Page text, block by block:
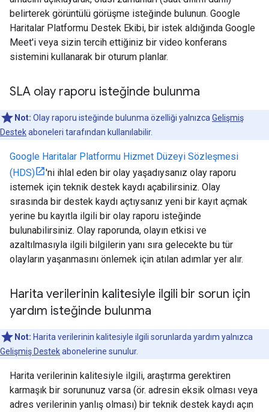
belirterek görüntülü görüşme isteğinde bulunun. Google
Haritalar Platformu Destek Ekibi, bir istek aldığında Google
Meet'i veya sizin tercih ettiğiniz bir video konferans
sistemini kullanarak bir oturum planlar.
SLA olay raporu isteğinde bulunma
Not: Olay raporu isteğinde bulunma özelliği yalnızca Gelişmiş
Destekaboneleri tarafından kullanılabilir.
Google Haritalar Platformu Hizmet Düzeyi Sözleşmesi
(HDS)
'ni ihlal eden bir olay yaşadıysanız olay raporu
istemek için teknik destek kaydı açabilirsiniz. Olay
sırasında bir destek kaydı açtıysanız yeni bir kayıt açmak
yerine bu kayıtla ilgili bir olay raporu isteğinde
bulunabilirsiniz. Olay raporunda, olayın etkisi ve
azaltılmasıyla ilgili bilgilerin yanı sıra gelecekte bu tür
olayların yaşanmasını önlemek için atılan adımlar yer alır.
Harita verilerinin kalitesiyle ilgili bir sorun için
yardım isteğinde bulunma
Not: Harita verilerinin kalitesiyle ilgili sorunlarda yardım yalnızca
Gelişmiş Destekabonelerine sunulur.
Harita verilerinin kalitesiyle ilgili, araştırma gerektiren
karmaşık bir sorununuz varsa (ör. adresin eksik olması veya
adres verilerinin yanlış olması) bir teknik destek kaydı açın